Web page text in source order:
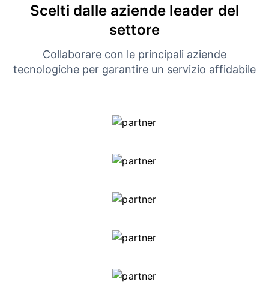
Scelti dalle aziende leader del
settore
Collaborare con le principali aziende
tecnologiche per garantire un servizio affidabile